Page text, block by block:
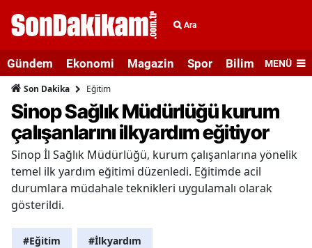
Ara
Gündem Ekonomi Magazin Spor Bilim veMENÜ
Son Dakika Eğitim
Sinop Sağlık Müdürlüğü kurum
çalışanlarını ilkyardım eğitiyor
Sinop İl Sağlık Müdürlüğü, kurum çalışanlarına yönelik
temel ilk yardım eğitimi düzenledi. Eğitimde acil
durumlara müdahale teknikleri uygulamalı olarak
gösterildi.
#Eğitim #İlkyardım